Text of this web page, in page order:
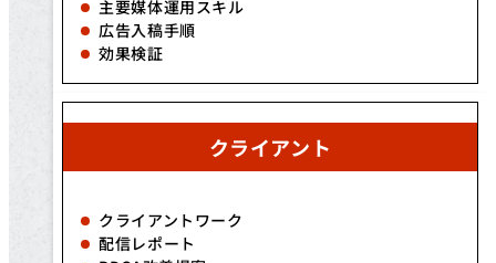
主要媒体運用スキル
広告入稿手順
効果検証
クライアント
クライアントワーク
配信レポート